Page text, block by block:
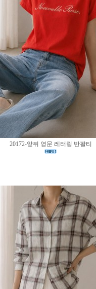
20172-앞뒤 영문 레터링 반팔티